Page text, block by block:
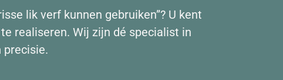
lik verf kunnen gebruiken”? U kent
realiseren. Wij zijn dé specialist in
precisie.